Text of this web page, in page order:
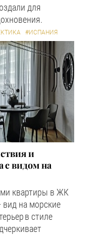
для
#ИСПАНИЯ
и
видом на
квартиры в ЖК
вид на морские
в стиле